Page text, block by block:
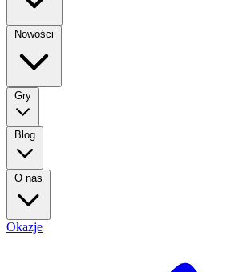
Nowości
Gry
Blog
O nas
Okazje